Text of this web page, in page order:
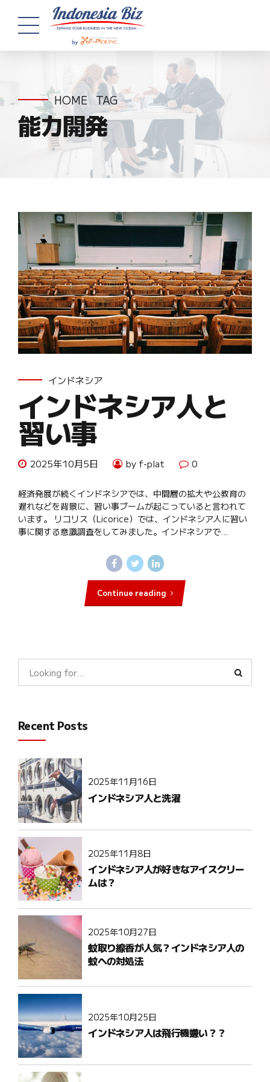
HOME TAG
能力開発
インドネシア
インドネシア人と
習い事
2025年10月5日 by f-plat 0
経済発展が続くインドネシアでは、中間層の拡大や公教育の
遅れなどを背景に、習い事ブームが起こっていると言われて
います。 リコリス（Licorice）では、インドネシア人に習い
事に関する意識調査をしてみました。インドネシアで...
Continue reading
Recent Posts
2025年11月16日
インドネシア人と洗濯
2025年11月8日
インドネシア人が好きなアイスクリー
ムは？
2025年10月27日
蚊取り線香が人気？インドネシア人の
蚊への対処法
2025年10月25日
インドネシア人は飛行機嫌い？？